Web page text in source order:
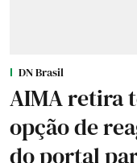
DN Brasil
AIMA retira
opção de
do portal